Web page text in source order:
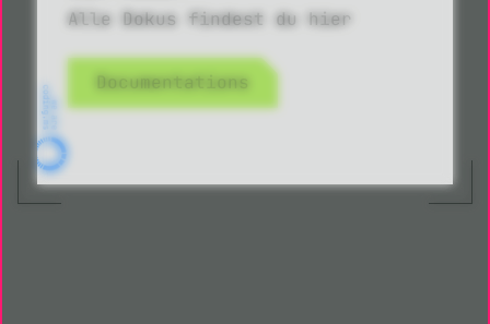
Alle Dokus findest du hier
Documentations